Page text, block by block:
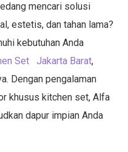
mencari solusi
estetis, dan tahan lama?
kebutuhan Anda
Set Jakarta Barat,
Dengan pengalaman
khusus kitchen set, Alfa
dapur impian Anda